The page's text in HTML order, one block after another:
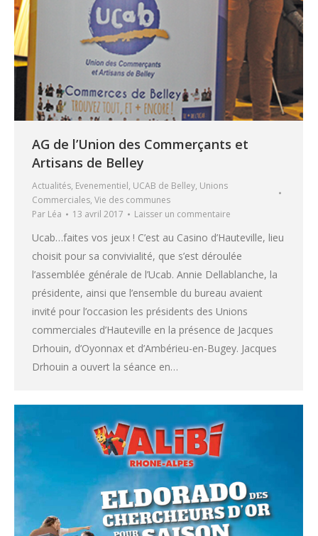
AG de l’Union des Commerçants et
Artisans de Belley
Actualités, Evenementiel, UCAB de Belley, Unions
Commerciales, Vie des communes
Par Léa 13 avril 2017 Laisser un commentaire
Ucab…faites vos jeux ! C’est au Casino d’Hauteville, lieu
choisit pour sa convivialité, que s’est déroulée
l’assemblée générale de l’Ucab. Annie Dellablanche, la
présidente, ainsi que l’ensemble du bureau avaient
invité pour l’occasion les présidents des Unions
commerciales d’Hauteville en la présence de Jacques
Drhouin, d’Oyonnax et d’Ambérieu-en-Bugey. Jacques
Drhouin a ouvert la séance en…